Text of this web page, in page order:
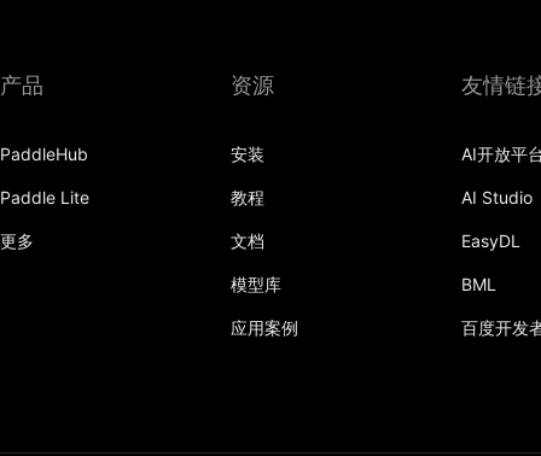
产品
PaddleHub
Paddle Lite
更多
资源
安装
教程
文档
模型库
应用案例
友情链
AI开放平
AI Studio
EasyDL
BML
百度开发